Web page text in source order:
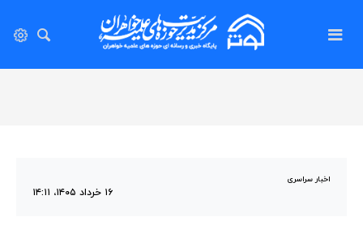
اخبار سراسری
۱۶ خرداد ۱۴۰۵، ۱۴:۱۱